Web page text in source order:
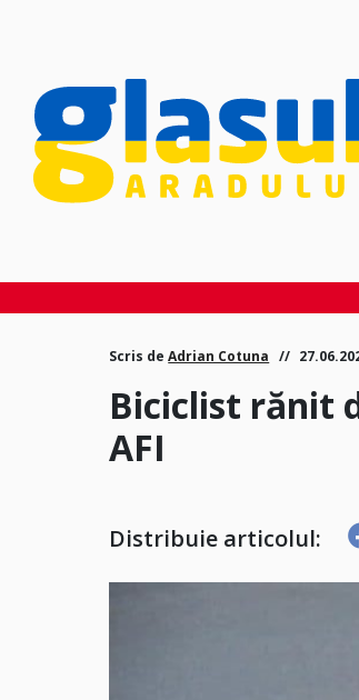
Scris deAdrian Cotuna
Biciclist rănit
AFI
Distribuie articolul: